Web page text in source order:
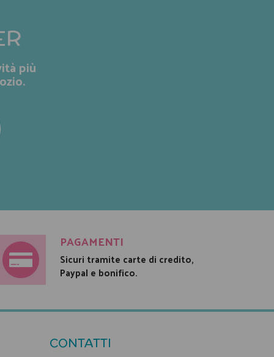
più
PAGAMENTI
Sicuri tramite carte di credito,
Paypal e bonifico.
CONTATTI